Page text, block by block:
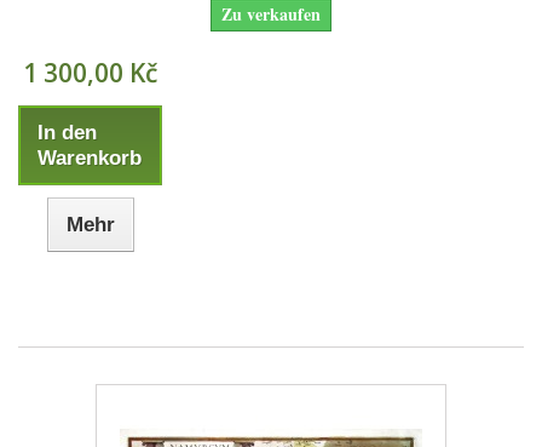
Zu verkaufen
1 300,00 Kč
In den
Warenkorb
Mehr